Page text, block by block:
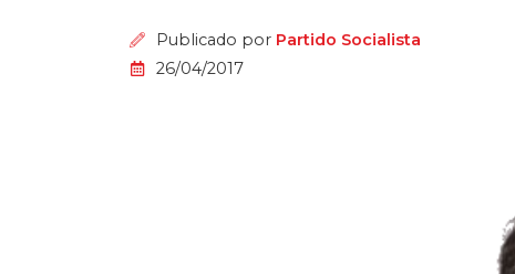
26/04/2017
Publicado por Partido Socialista